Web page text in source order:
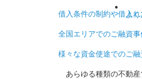
よ
借入条件の制約や借入
全国エリアでのご融資事
様々な資金使途でのご融
あらゆる種類の不動